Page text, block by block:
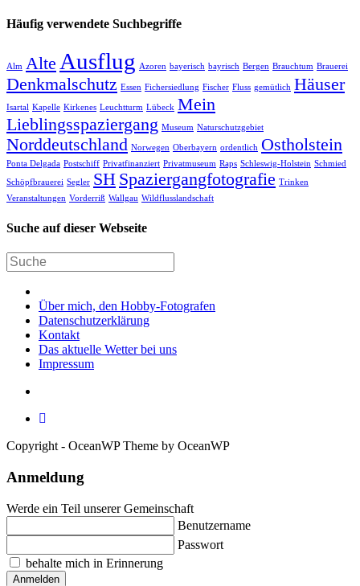
Häufig verwendete Suchbegriffe
Alm Alte Ausflug Azoren bayerisch bayrisch Bergen Brauchtum Brauerei
Denkmalschutz Essen Fichersiedlung Fischer Fluss gemütlich Häuser
Isartal Kapelle Kirkenes Leuchtturm Lübeck Mein
Lieblingsspaziergang Museum Naturschutzgebiet
Norddeutschland Norwegen Oberbayern ordentlich Ostholstein
Ponta Delgada Postschiff Privatfinanziert Privatmuseum Raps Schleswig-Holstein Schmied
Schöpfbrauerei Segler SH Spaziergangfotografie Trinken
Veranstaltungen Vorderriß Wallgau Wildflusslandschaft
Suche auf dieser Webseite
Über mich, den Hobby-Fotografen
Datenschutzerklärung
Kontakt
Das aktuelle Wetter bei uns
Impressum
Copyright - OceanWP Theme by OceanWP
Anmeldung
Werde ein Teil unserer Gemeinschaft
Benutzername
Passwort
behalte mich in Erinnerung
Anmelden